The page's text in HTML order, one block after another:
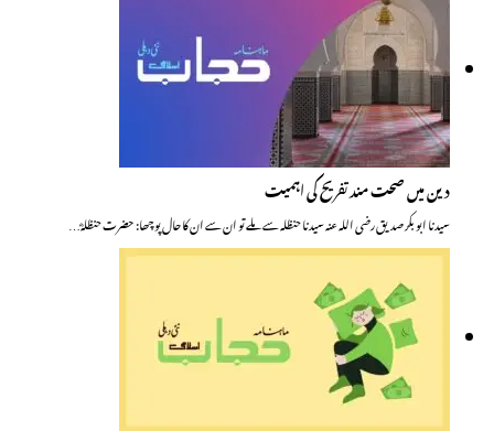
دین میں صحت مند تفریح کی اہمیت
سیدنا ابو بکر صدیق رضی اللہ عنہ سیدنا حنظلہ سے ملے تو ان سے ان کا حال پوچھا: حضرت حنظلہؓ…